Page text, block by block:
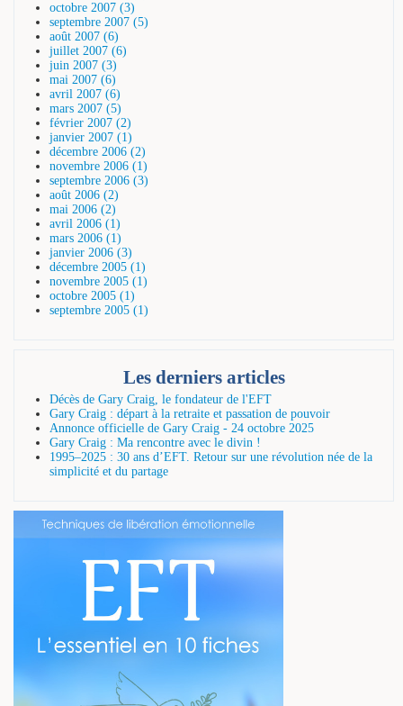
octobre 2007 (3)
septembre 2007 (5)
août 2007 (6)
juillet 2007 (6)
juin 2007 (3)
mai 2007 (6)
avril 2007 (6)
mars 2007 (5)
février 2007 (2)
janvier 2007 (1)
décembre 2006 (2)
novembre 2006 (1)
septembre 2006 (3)
août 2006 (2)
mai 2006 (2)
avril 2006 (1)
mars 2006 (1)
janvier 2006 (3)
décembre 2005 (1)
novembre 2005 (1)
octobre 2005 (1)
septembre 2005 (1)
Les derniers articles
Décès de Gary Craig, le fondateur de l'EFT
Gary Craig : départ à la retraite et passation de pouvoir
Annonce officielle de Gary Craig - 24 octobre 2025
Gary Craig : Ma rencontre avec le divin !
1995–2025 : 30 ans d’EFT. Retour sur une révolution née de la
simplicité et du partage